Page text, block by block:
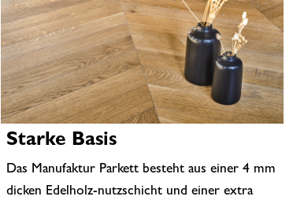
Starke Basis
Das Manufaktur Parkett besteht aus einer 4 mm
dicken Edelholz-nutzschicht und einer extra